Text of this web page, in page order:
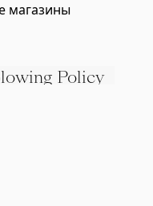
магазины
Policy